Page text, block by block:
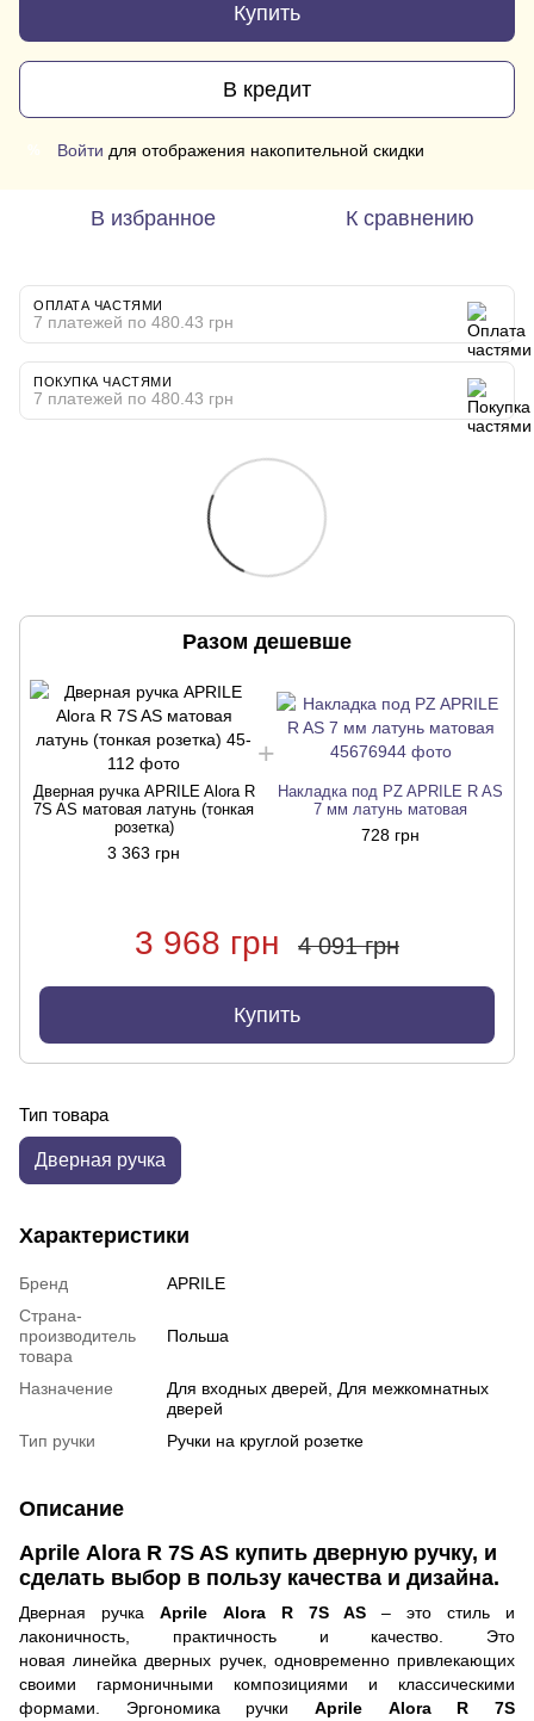
Купить
В кредит
Войти для отображения накопительной скидки
В избранное К сравнению
ОПЛАТА ЧАСТЯМИ
7 платежей по 480.43 грн
ПОКУПКА ЧАСТЯМИ
7 платежей по 480.43 грн
Разом дешевше
Дверная ручка APRILE Alora R
7S AS матовая латунь (тонкая
розетка)
3 363 грн
Накладка под PZ APRILE R AS
7 мм латунь матовая
728 грн
3 968 грн 4 091 грн
Купить
Тип товара
Дверная ручка
Характеристики
Бренд
APRILE
Страна-
производитель
товара
Польша
Назначение
Для входных дверей, Для межкомнатных
дверей
Тип ручки
Ручки на круглой розетке
Описание
Aprile Alora R 7S AS купить дверную ручку, и
сделать выбор в пользу качества и дизайна.
Дверная ручка Aprile Alora R 7S AS – это стиль и
лаконичность, практичность и качество. Это
новая линейка дверных ручек, одновременно привлекающих
своими гармоничными композициями и классическими
формами. Эргономика ручки Aprile Alora R 7S